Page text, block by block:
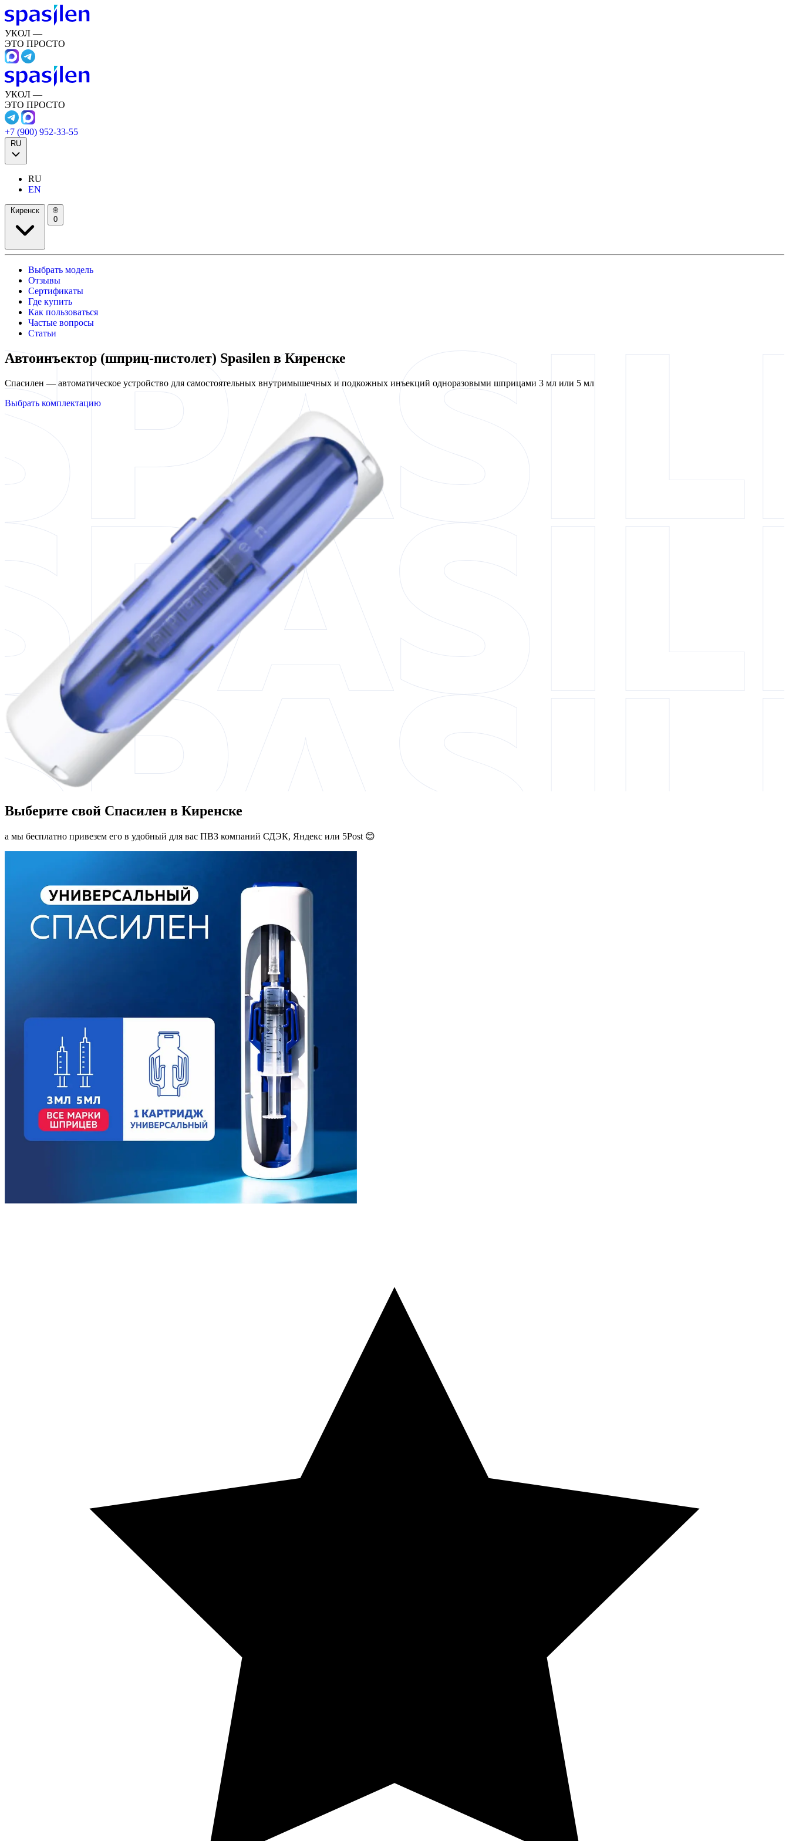
УКОЛ —
ЭТО ПРОСТО
УКОЛ —
ЭТО ПРОСТО
+7 (900) 952-33-55
RU
RU
EN
Киренск
0
Выбрать модель
Отзывы
Сертификаты
Где купить
Как пользоваться
Частые вопросы
Статьи
Автоинъектор (шприц-пистолет) Spasilen в Киренске
Спасилен — автоматическое устройство для самостоятельных внутримышечных и подкожных инъекций одноразовыми шприцами 3 мл или 5 мл
Выбрать комплектацию
Выберите свой Спасилен в Киренске
а мы бесплатно привезем его в удобный для вас ПВЗ компаний СДЭК, Яндекс или 5Post 😊